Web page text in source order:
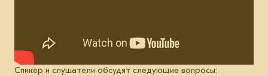
Спикер и слушатели обсудят следующие вопросы: